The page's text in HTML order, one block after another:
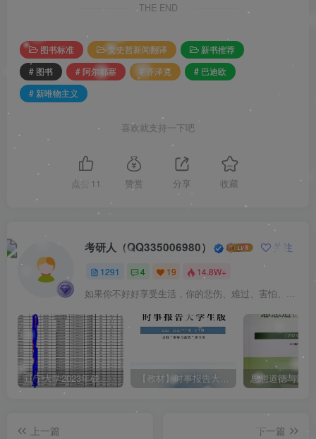
THE END
图书标准 文史哲新闻翻译
新书推荐
# 图书
# 阿尔都塞 # 齐泽克
# 巴迪欧
# 新唯物主义
喜欢就支持一下吧
点赞 11 赞赏 分享 收藏
考研人（QQ335006980） 关注
1291 4 19 14.8W+
如果你不好好享受生活，你的悲伤、难过、害怕、羞愧和内疚会代替你享受
辽宁大学2023年硕士研究生拟录取名单（所有学院均包含！！！图片仅供展示） 【教材】时事报告大学生版（形式与政策）2025-2026学年度 上学期（秋季）电子版pdf
上一篇
下一篇